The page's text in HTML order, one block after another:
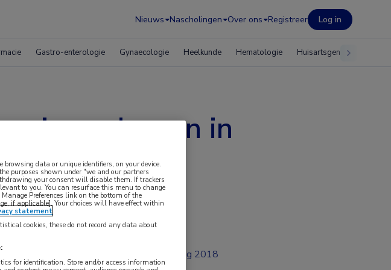
Nieuws Nascholingen Over ons Registreer Log in
Gastro-enterologie Gynaecologie Heelkunde Hematologie Huisartsgeneeskunde
evalueren in
aug 2018
data or unique identifiers, on your device.
purposes shown under "we and our partners
your consent will disable them. If trackers
to you. You can resurface this menu to change
Preferences link on the bottom of the
if applicable]. Your choices will have effect within
statement
cookies, these do not record any data about
for identification. Store and/or access information